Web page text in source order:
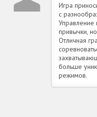
Игра
с
Управление
привычки,
Отличная
больше
режимов.